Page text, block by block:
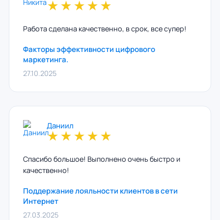
★★★★★
Работа сделана качественно, в срок, все супер!
Факторы эффективности цифрового
маркетинга.
27.10.2025
Даниил
★★★★★
Спасибо большое! Выполнено очень быстро и
качественно!
Поддержание лояльности клиентов в сети
Интернет
27.03.2025